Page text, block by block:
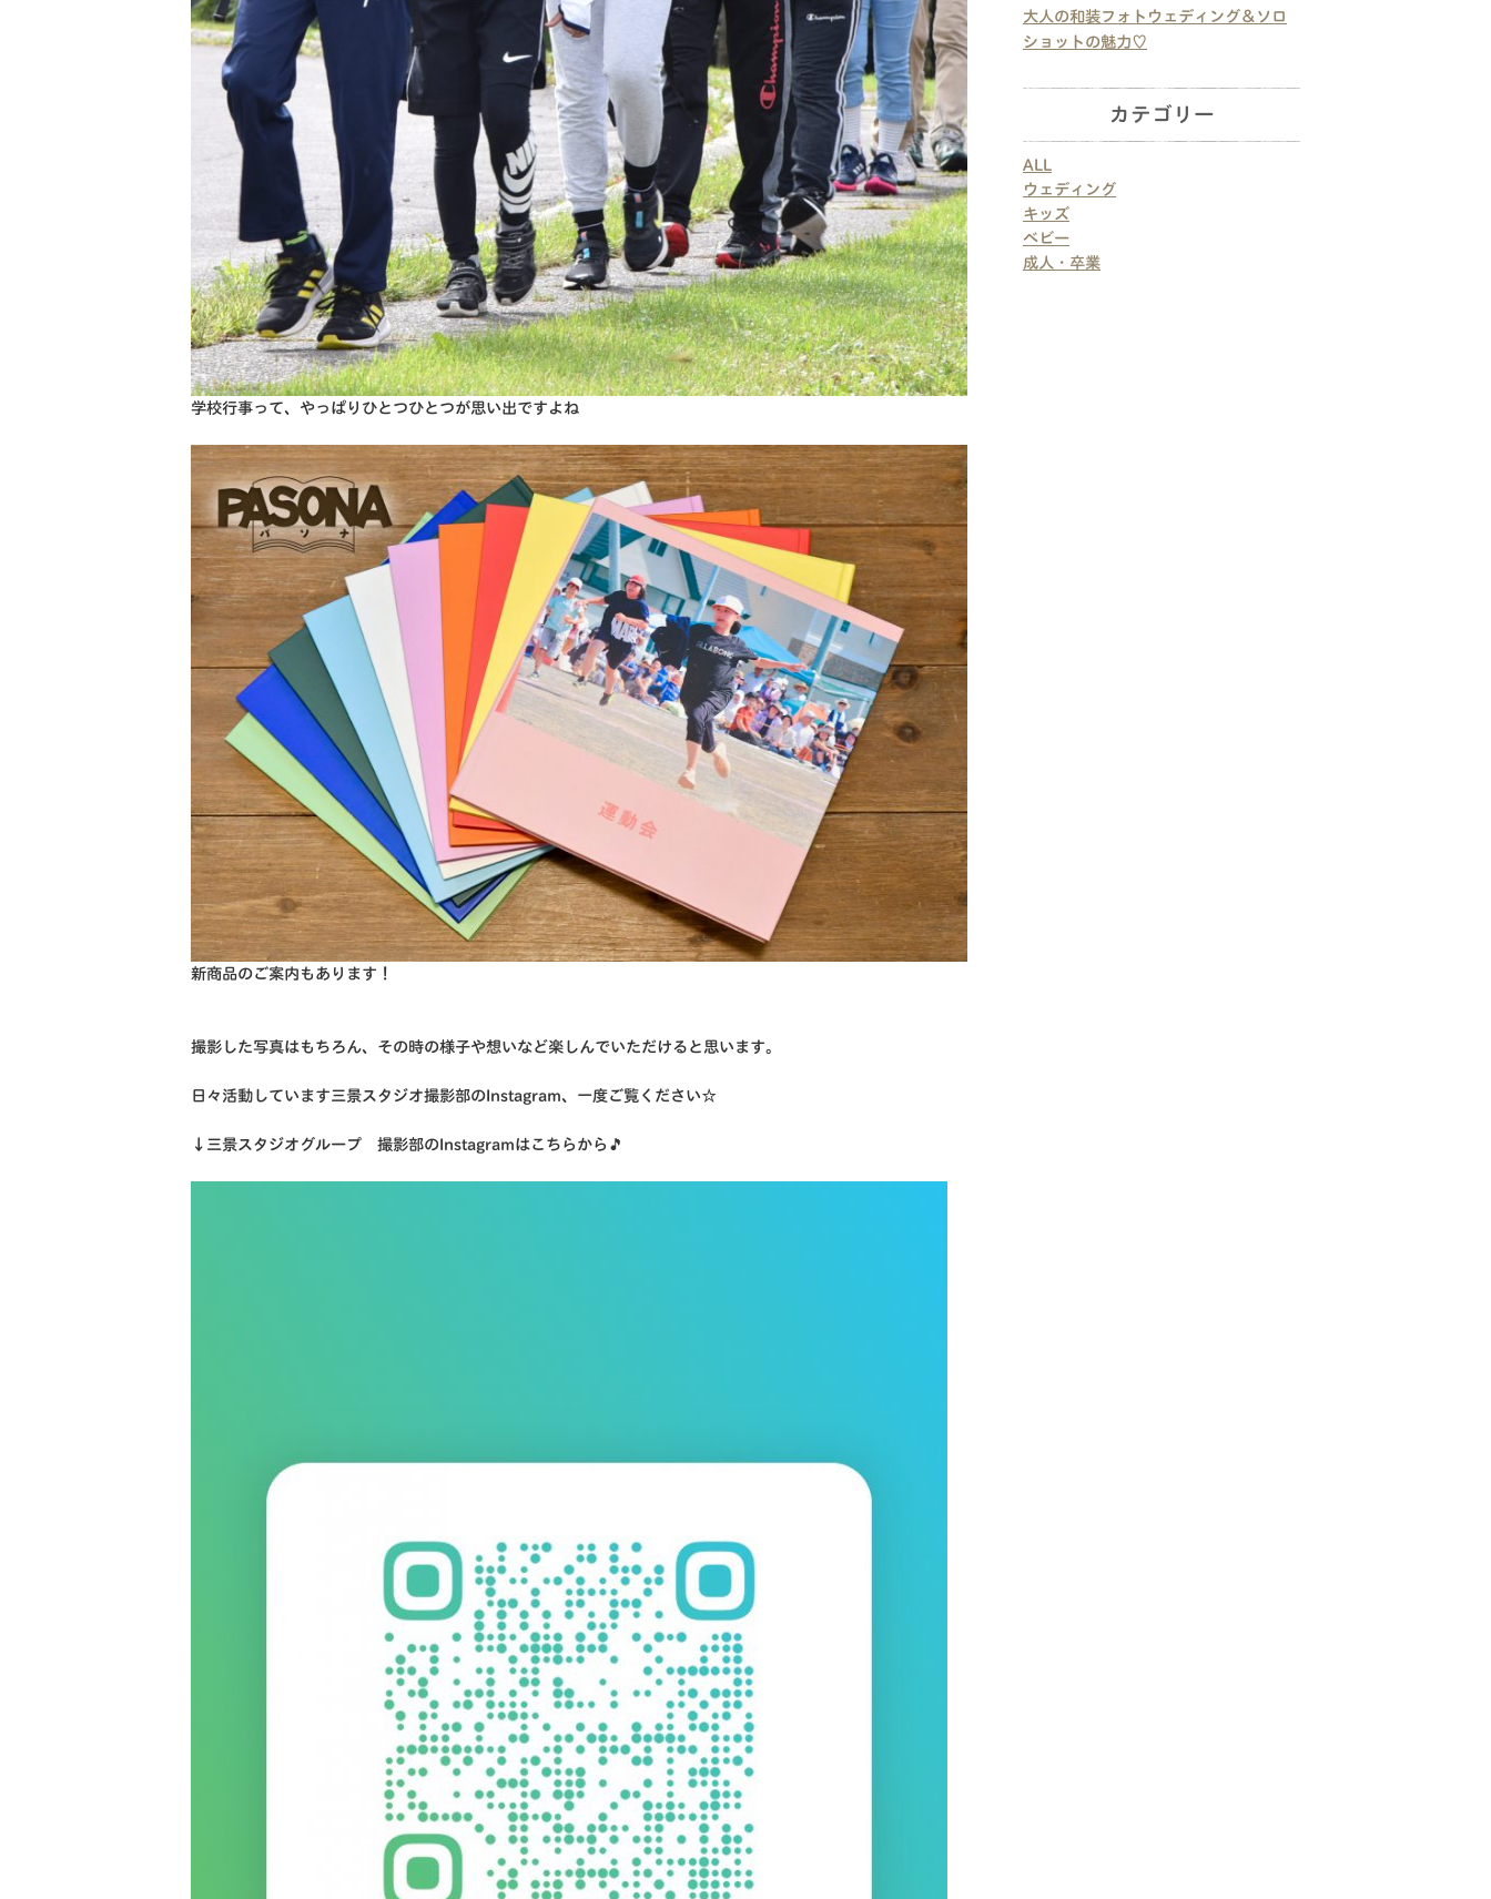
学校行事って、やっぱりひとつひとつが思い出ですよね
新商品のご案内もあります！
撮影した写真はもちろん、その時の様子や想いなど楽しんでいただけると思います。
日々活動しています三景スタジオ撮影部のInstagram、一度ご覧ください☆
↓三景スタジオグループ 撮影部のInstagramはこちらから🎵
大人の和装フォトウェディング＆ソロ
ショットの魅力♡
カテゴリー
ALL
ウェディング
キッズ
ベビー
成人・卒業